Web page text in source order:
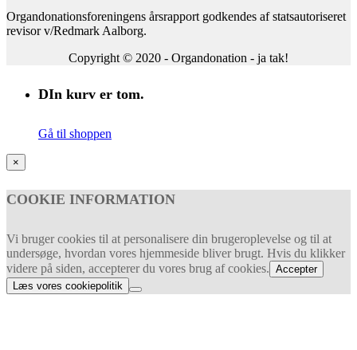
Organdonationsforeningens årsrapport godkendes af statsautoriseret
revisor v/Redmark Aalborg.
Copyright © 2020 - Organdonation - ja tak!
DIn kurv er tom.
Gå til shoppen
×
COOKIE INFORMATION
Vi bruger cookies til at personalisere din brugeroplevelse og til at
undersøge, hvordan vores hjemmeside bliver brugt. Hvis du klikker
videre på siden, accepterer du vores brug af cookies. Accepter
Læs vores cookiepolitik